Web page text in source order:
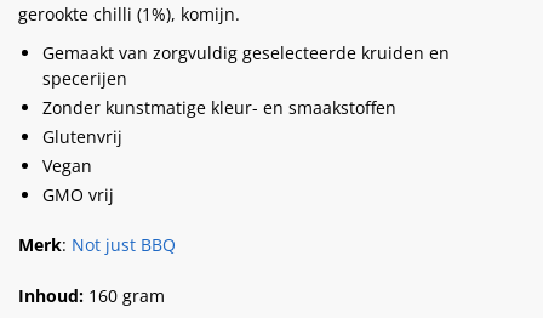
gerookte chilli (1%), komijn.
Gemaakt van zorgvuldig geselecteerde kruiden en
specerijen
Zonder kunstmatige kleur- en smaakstoffen
Glutenvrij
Vegan
GMO vrij
Merk: Not just BBQ
Inhoud: 160 gram